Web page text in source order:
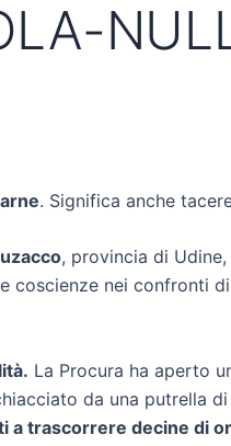
. Significa anche
, provincia di
nei confronti
La Procura ha aperto
da una putrella
a trascorrere decine di